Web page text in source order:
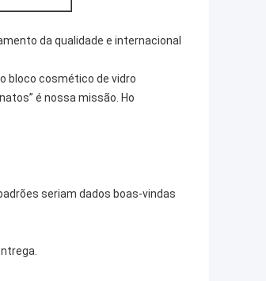
da qualidade e internacional
bloco cosmético de vidro
é nossa missão. Ho
seriam dados boas-vindas